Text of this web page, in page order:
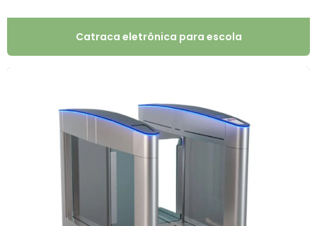
Catraca eletrônica para escola